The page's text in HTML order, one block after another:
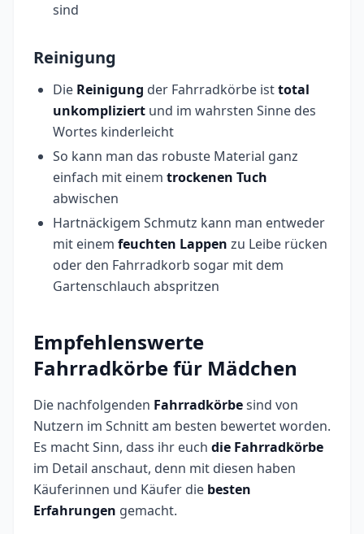
sind
Reinigung
Die Reinigung der Fahrradkörbe isttotal
unkompliziert und im wahrsten Sinne des
Wortes kinderleicht
So kann man das robuste Material ganz
einfach mit einem trockenen Tuch
abwischen
Hartnäckigem Schmutz kann man entweder
mit einem feuchten Lappen zu Leibe rücken
oder den Fahrradkorb sogar mit dem
Gartenschlauch abspritzen
Empfehlenswerte
Fahrradkörbe für Mädchen
Die nachfolgenden Fahrradkörbesind von
Nutzern im Schnitt am besten bewertet worden.
Es macht Sinn, dass ihr euch die Fahrradkörbe
im Detail anschaut, denn mit diesen haben
Käuferinnen und Käufer die besten
Erfahrungen gemacht.